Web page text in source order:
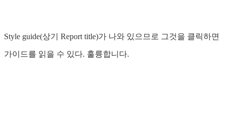
Style guide(상기 Report title)가 나와 있으므로 그것을 클릭하면
가이드를 읽을 수 있다. 훌륭합니다.